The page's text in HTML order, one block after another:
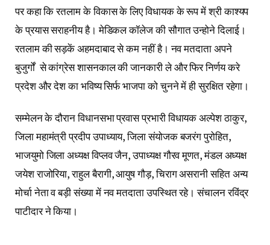
पर कहा कि रतलाम के विकास के लिए विधायक के रूप में श्री काश्यप
के प्रयास सराहनीय है। मेडिकल कॉलेज की सौगात उन्होने दिलाई।
रतलाम की सड़कें अहमदाबाद से कम नहीं है। नव मतदाता अपने
बुजुर्गों से कांग्रेस शासनकाल की जानकारी ले और फिर निर्णय करे
प्रदेश और देश का भविष्य सिर्फ भाजपा को चुनने में ही सुरक्षित रहेगा।
सम्मेलन के दौरान विधानसभा प्रवास प्रभारी विधायक अल्पेश ठाकुर,
जिला महामंत्री प्रदीप उपाध्याय, जिला संयोजक बजरंग पुरोहित,
भाजयुमो जिला अध्यक्ष विप्लव जैन, उपाध्यक्ष गौरव मूणत, मंडल अध्यक्ष
जयेश राजोरिया, राहुल बैरागी, आयुष गौड़, चिराग असरानी सहित अन्य
मोर्चा नेता व बड़ी संख्या में नव मतदाता उपस्थित रहे। संचालन रविंद्र
पाटीदार ने किया।